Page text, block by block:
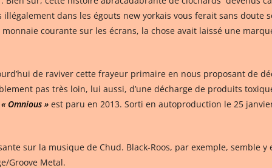
dans les égouts new yorkais vous ferait sans doute
monnaie courante sur les écrans, la chose avait laissé une
de raviver cette frayeur primaire en nous proposant de
pas très loin, lui aussi, d’une décharge de produits
« Omnious » est paru en 2013. Sorti en autoproduction le 25
sur la musique de Chud. Black-Roos, par exemple, semble
Groove Metal.